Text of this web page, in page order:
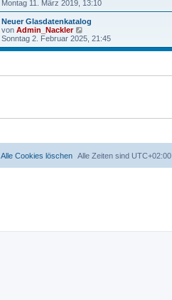
g
i
r
a
g
B
e
i
t
g
e
u
e
s
t
r
i
Montag 11. März 2019, 13:10
Neuer Glasdatenkatalog
von Admin_Nackler
e
u
Sonntag 2. Februar 2025, 21:45
Alle Zeiten sind UTC+02:00
Alle Cookies löschen